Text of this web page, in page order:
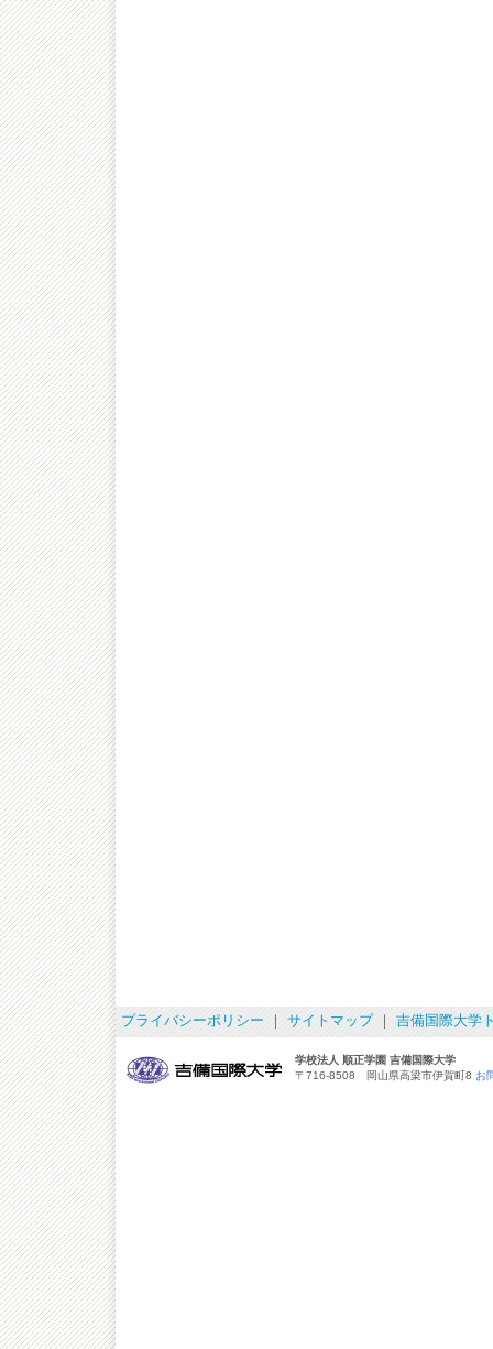
プライバシーポリシー ｜ サイトマップ｜ 吉備国際大学
学校法人 順正学園 吉備国際大学
〒716-8508 岡山県高梁市伊賀町8 お